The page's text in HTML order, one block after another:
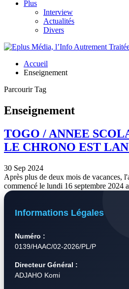
Plus
Interview
Actualités
Divers
Accueil
Enseignement
Parcourir Tag
Enseignement
TOGO / ANNEE
LE CHRONO EST
30 Sep 2024
Après plus de deux mois de vacances,
commencé le lundi 16 septembre 2024
Informations Légales
Numéro :
0139/HAAC/02-2026/PL/P
Directeur Général :
ADJAHO Komi